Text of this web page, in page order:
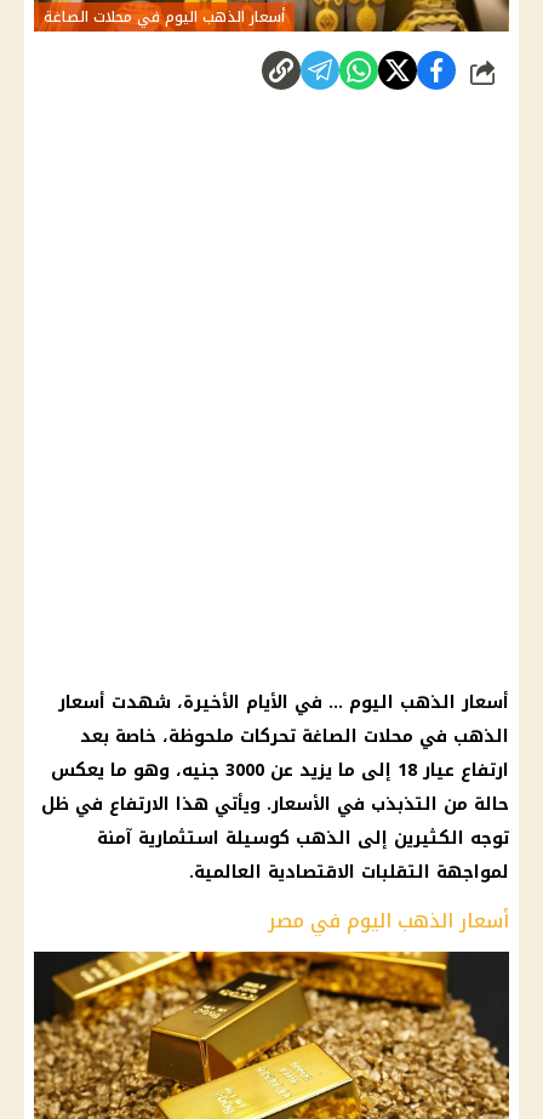
أسعار الذهب اليوم في محلات الصاغة
شارك
أسعار الذهب اليوم … في الأيام الأخيرة، شهدت أسعار
الذهب في محلات الصاغة تحركات ملحوظة، خاصة بعد
ارتفاع عيار 18 إلى ما يزيد عن 3000 جنيه، وهو ما يعكس
حالة من التذبذب في الأسعار. ويأتي هذا الارتفاع في ظل
توجه الكثيرين إلى الذهب كوسيلة استثمارية آمنة
لمواجهة التقلبات الاقتصادية العالمية.
أسعار الذهب اليوم في مصر